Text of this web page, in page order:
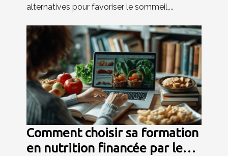
alternatives pour favoriser le sommeil,...
Comment choisir sa formation
en nutrition financée par le